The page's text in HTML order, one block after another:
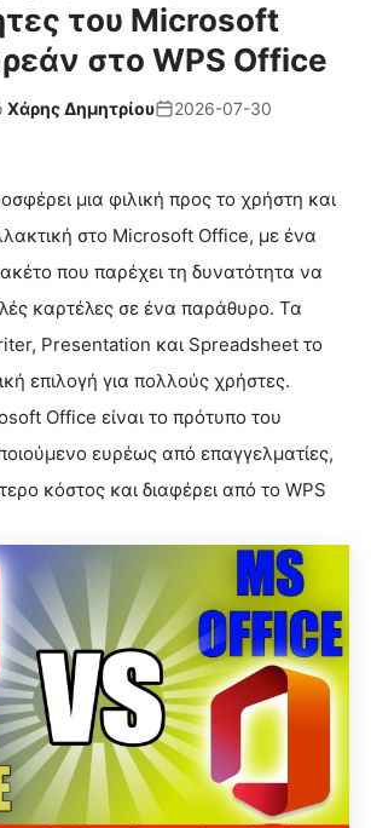
του Microsoft
στο WPS Office
Χάρης Δημητρίου
2026-07-30
μια φιλική προς το χρήστη και
στο Microsoft Office, με ένα
που παρέχει τη δυνατότητα να
καρτέλες σε ένα παράθυρο. Τα
Presentation και Spreadsheet το
επιλογή για πολλούς χρήστες.
Office είναι το πρότυπο του
ευρέως από επαγγελματίες,
κόστος και διαφέρει από το WPS